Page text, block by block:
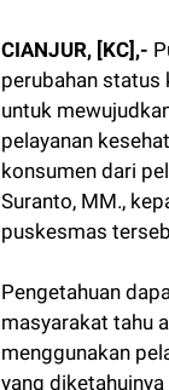
CIANJUR, [KC],-
perubahan status
untuk
pelayanan
konsumen dari
Suranto, MM.,
puskesmas
Pengetahuan
masyarakat tahu
menggunakan
yang